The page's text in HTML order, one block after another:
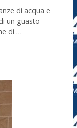
di acqua e
un guasto
di …